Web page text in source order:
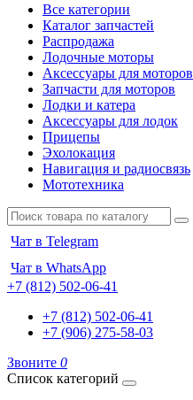
Все категории
Каталог запчастей
Распродажа
Лодочные моторы
Аксессуары для моторов
Запчасти для моторов
Лодки и катера
Аксессуары для лодок
Прицепы
Эхолокация
Навигация и радиосвязь
Мототехника
Чат в Telegram
Чат в WhatsApp
+7 (812) 502-06-41
+7 (812) 502-06-41
+7 (906) 275-58-03
Звоните 0
Список категорий